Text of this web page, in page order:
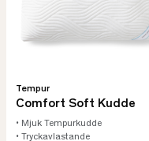
Tempur
Comfort Soft Kudde
• Mjuk Tempurkudde
• Tryckavlastande